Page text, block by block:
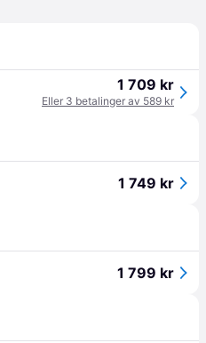
1 709 kr
Eller 3 betalinger av 589 kr
1 749 kr
1 799 kr